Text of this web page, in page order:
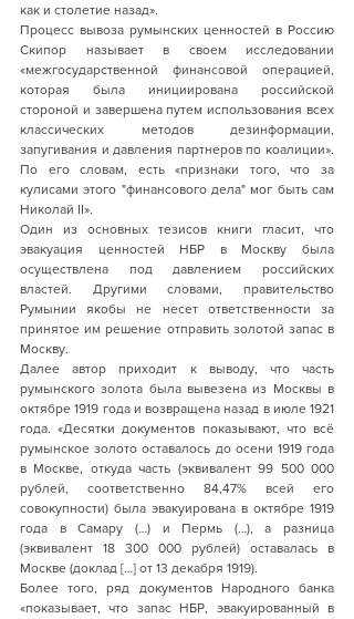
как и столетие назад».
Процесс вывоза румынских ценностей в Россию
Скипор называет в своем исследовании
«межгосударственной финансовой операцией,
которая была инициирована российской
стороной и завершена путем использования всех
классических методов дезинформации,
запугивания и давления партнеров по коалиции».
По его словам, есть «признаки того, что за
кулисами этого "финансового дела" мог быть cам
Николай II».
Один из основных тезисов книги гласит, что
эвакуация ценностей НБР в Москву была
осуществлена под давлением российских
властей. Другими словами, правительство
Румынии якобы не несет ответственности за
принятое им решение отправить золотой запас в
Москву.
Далее автор приходит к выводу, что часть
румынского золота была вывезена из Москвы в
октябре 1919 года и возвращена назад в июле 1921
года. «Десятки документов показывают, что всё
румынское золото оставалось до осени 1919 года
в Москве, откуда часть (эквивалент 99 500 000
рублей, соответственно 84,47% всей его
совокупности) была эвакуирована в октябре 1919
года в Самару (…) и Пермь (…), а разница
(эквивалент 18 300 000 рублей) оставалась в
Москве (доклад […] от 13 декабря 1919).
Более того, ряд документов Народного банка
«показывает, что запас НБР, эвакуированный в